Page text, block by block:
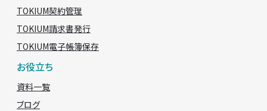
TOKIUM契約管理
TOKIUM請求書発行
TOKIUM電子帳簿保存
お役立ち
資料一覧
ブログ